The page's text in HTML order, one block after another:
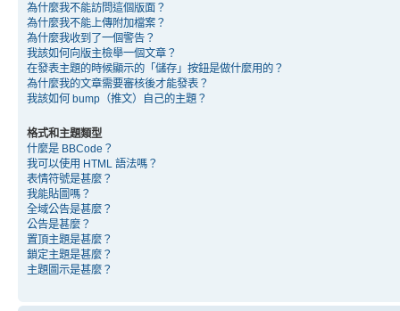
為什麼我不能訪問這個版面？
為什麼我不能上傳附加檔案？
為什麼我收到了一個警告？
我該如何向版主檢舉一個文章？
在發表主題的時候顯示的「儲存」按鈕是做什麼用的？
為什麼我的文章需要審核後才能發表？
我該如何 bump（推文）自己的主題？
格式和主題類型
什麼是 BBCode？
我可以使用 HTML 語法嗎？
表情符號是甚麼？
我能貼圖嗎？
全域公告是甚麼？
公告是甚麼？
置頂主題是甚麼？
鎖定主題是甚麼？
主題圖示是甚麼？